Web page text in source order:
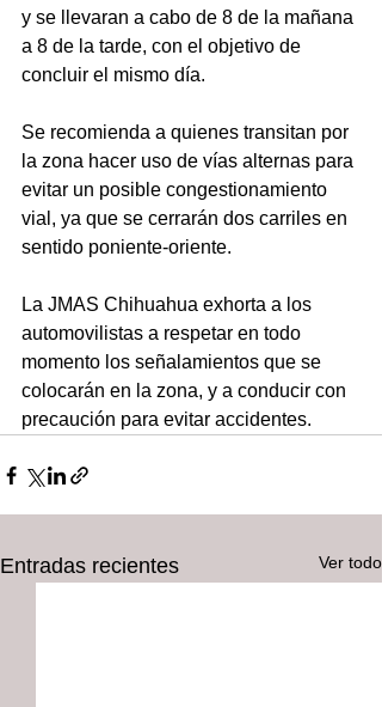
y se llevaran a cabo de 8 de la mañana
a 8 de la tarde, con el objetivo de
concluir el mismo día.
Se recomienda a quienes transitan por
la zona hacer uso de vías alternas para
evitar un posible congestionamiento
vial, ya que se cerrarán dos carriles en
sentido poniente-oriente.
La JMAS Chihuahua exhorta a los
automovilistas a respetar en todo
momento los señalamientos que se
colocarán en la zona, y a conducir con
precaución para evitar accidentes.
Entradas recientes Ver todo